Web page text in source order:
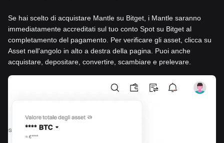
Se hai scelto di acquistare Mantle su Bitget, i Mantle saranno
immediatamente accreditati sul tuo conto Spot su Bitget al
completamento del pagamento. Per verificare gli asset, clicca su
Asset nell'angolo in alto a destra della pagina. Puoi anche
acquistare, depositare, convertire, scambiare e prelevare.